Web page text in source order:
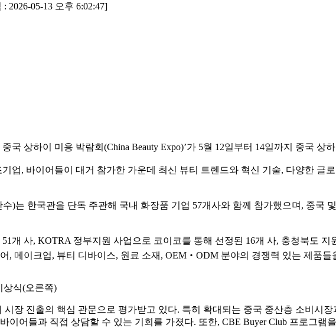
2026-05-13 오후 6:02:47]
국 상하이 미용 박람회(China Beauty Expo)’가 5월 12일부터 14일까지 중국
업, 바이어들이 대거 참가한 가운데 최신 뷰티 트렌드와 혁신 기술, 다양한 글
)는 한국관을 단독 주관해 국내 화장품 기업 57개사와 함께 참가했으며, 중국
개 사, KOTRA 정부지원 사업으로 코이코를 통해 선정된 16개 사, 충청북도
, 메이크업, 뷰티 디바이스, 원료 소재, OEM‧ODM 분야의 경쟁력 있는 제품
상식(오른쪽)
장 진출의 핵심 관문으로 평가받고 있다. 특히 확대되는 중국 중산층 소비시
이어들과 직접 상담할 수 있는 기회를 가졌다. 또한, CBE Buyer Club 프로그